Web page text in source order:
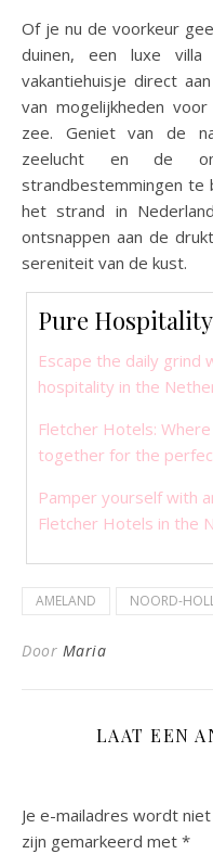
Of je nu de voorkeur
duinen, een luxe
vakantiehuisje direct
van mogelijkheden
zee. Geniet van de
zeelucht en de
strandbestemmingen te
het strand in
ontsnappen aan de
sereniteit van de kust.
Pure
Escape the daily grind
hospitality in the
Fletcher Hotels:
together for the
Pamper yourself with
Fletcher Hotels in the
AMELAND NOORD-
Door Maria
LAAT EEN
Je e-mailadres wordt
zijn gemarkeerd met *